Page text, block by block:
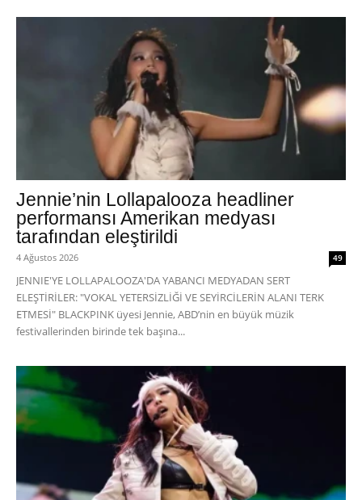
Jennie’nin Lollapalooza headliner
performansı Amerikan medyası
tarafından eleştirildi
4 Ağustos 2026 49
JENNIE'YE LOLLAPALOOZA'DA YABANCI MEDYADAN SERT
ELEŞTİRİLER: "VOKAL YETERSİZLİĞİ VE SEYİRCİLERİN ALANI TERK
ETMESİ" BLACKPINK üyesi Jennie, ABD’nin en büyük müzik
festivallerinden birinde tek başına...